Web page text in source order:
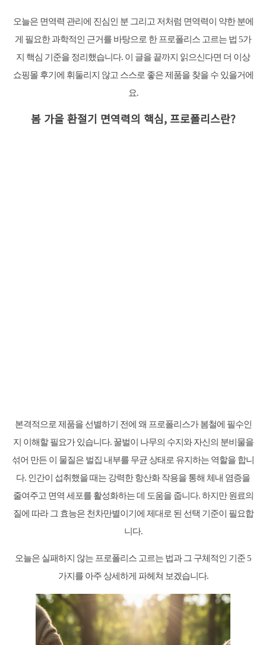
오늘은 면역력 관리에 진심인 분 그리고 저처럼 면역력이 약한 분에
게 필요한 과학적인 근거를 바탕으로 한 프로폴리스 고르는 법 5가
지 핵심 기준을 정리했습니다. 이 글을 끝까지 읽으신다면 더 이상
쇼핑몰 후기에 휘둘리지 않고 스스로 좋은 제품을 찾을 수 있을거에
요.
봄 가을 환절기 면역력의 핵심, 프로폴리스란?
본격적으로 제품을 선별하기 전에 왜 프로폴리스가 봄철에 필수인
지 이해할 필요가 있습니다. 꿀벌이 나무의 수지와 자신의 분비물을
섞어 만든 이 물질은 벌집 내부를 무균 상태로 유지하는 역할을 합니
다. 인간이 섭취했을 때는 강력한 항산화 작용을 통해 체내 염증을
줄여주고 면역 세포를 활성화하는 데 도움을 줍니다. 하지만 원료의
질에 따라 그 효능은 천차만별이기에 제대로 된 선택 기준이 필요합
니다.
오늘은 실패하지 않는 프로폴리스 고르는 법과 그 구체적인 기준 5
가지를 아주 상세하게 파헤쳐 보겠습니다.